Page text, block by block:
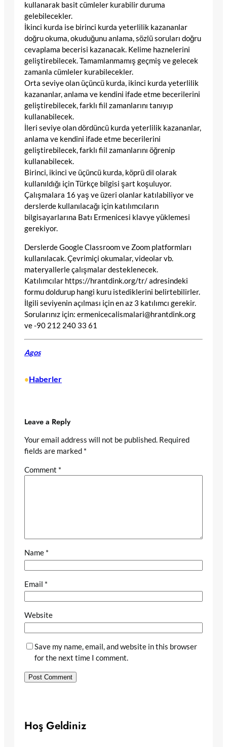
kullanarak basit cümleler kurabilir duruma
gelebilecekler.
İkinci kurda ise birinci kurda yeterlilik kazananlar
doğru okuma, okuduğunu anlama, sözlü soruları doğru
cevaplama becerisi kazanacak. Kelime haznelerini
geliştirebilecek. Tamamlanmamış geçmiş ve gelecek
zamanla cümleler kurabilecekler.
Orta seviye olan üçüncü kurda, ikinci kurda yeterlilik
kazananlar, anlama ve kendini ifade etme becerilerini
geliştirebilecek, farklı fiil zamanlarını tanıyıp
kullanabilecek.
İleri seviye olan dördüncü kurda yeterlilik kazananlar,
anlama ve kendini ifade etme becerilerini
geliştirebilecek, farklı fiil zamanlarını öğrenip
kullanabilecek.
Birinci, ikinci ve üçüncü kurda, köprü dil olarak
kullanıldığı için Türkçe bilgisi şart koşuluyor.
Çalışmalara 16 yaş ve üzeri olanlar katılabiliyor ve
derslerde kullanılacağı için katılımcıların
bilgisayarlarına Batı Ermenicesi klavye yüklemesi
gerekiyor.
Derslerde Google Classroom ve Zoom platformları
kullanılacak. Çevrimiçi okumalar, videolar vb.
materyallerle çalışmalar desteklenecek.
Katılımcılar https://hrantdink.org/tr/ adresindeki
formu doldurup hangi kuru istediklerini belirtebilirler.
İlgili seviyenin açılması için en az 3 katılımcı gerekir.
Sorularınız için: ermenicecalismalari@hrantdink.org
ve -90 212 240 33 61
Agos
•Haberler
Leave a Reply
Your email address will not be published. Required
fields are marked *
Comment *
Name *
Email *
Website
Save my name, email, and website in this browser
for the next time I comment.
Hoş Geldiniz